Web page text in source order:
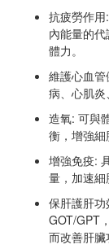
抗疲勞作
內能量的
體力。
維護心血
病、心肌炎
造氧: 可與
衡，增強細
增強免疫:
量，加速細
保肝護肝
GOT/GPT
而改善肝臟